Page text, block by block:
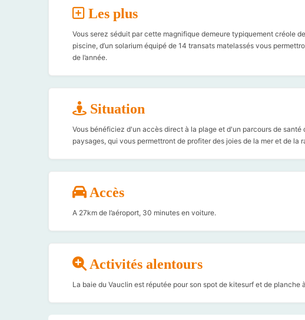
Les plus
Vous serez séduit par cette magnifique demeure typiquement créole
piscine, d’un solarium équipé de 14 transats matelassés vous
de l’année.
Situation
Vous bénéficiez d'un accès direct à la plage et d'un parcours de
paysages, qui vous permettront de profiter des joies de la mer et de la
Accès
A 27km de l’aéroport, 30 minutes en voiture.
Activités alentours
La baie du Vauclin est réputée pour son spot de kitesurf et de planche